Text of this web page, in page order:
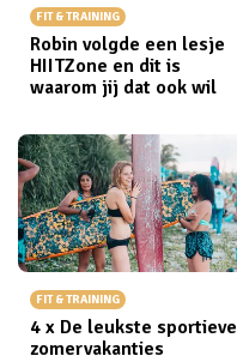
FIT & TRAINING
Robin volgde een lesje
HIITZone en dit is
waarom jij dat ook wil
FIT & TRAINING
4 x De leukste sportieve
zomervakanties